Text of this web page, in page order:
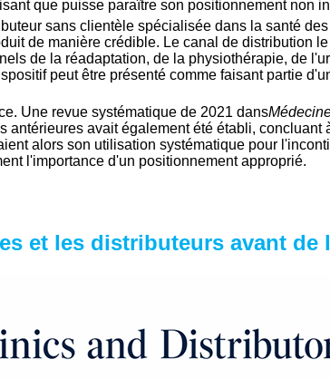
que puisse paraître son positionnement non
sans clientèle spécialisée dans la santé
de manière crédible. Le canal de distribution
de la réadaptation, de la physiothérapie, de
peut être présenté comme faisant partie
Une revue systématique de 2021 dans
avait également été établi,
alors son utilisation systématique pour
l'importance d'un positionnement approprié.
et les distributeurs avant de